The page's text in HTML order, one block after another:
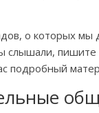
о которых мы
слышали, пишите
подробный